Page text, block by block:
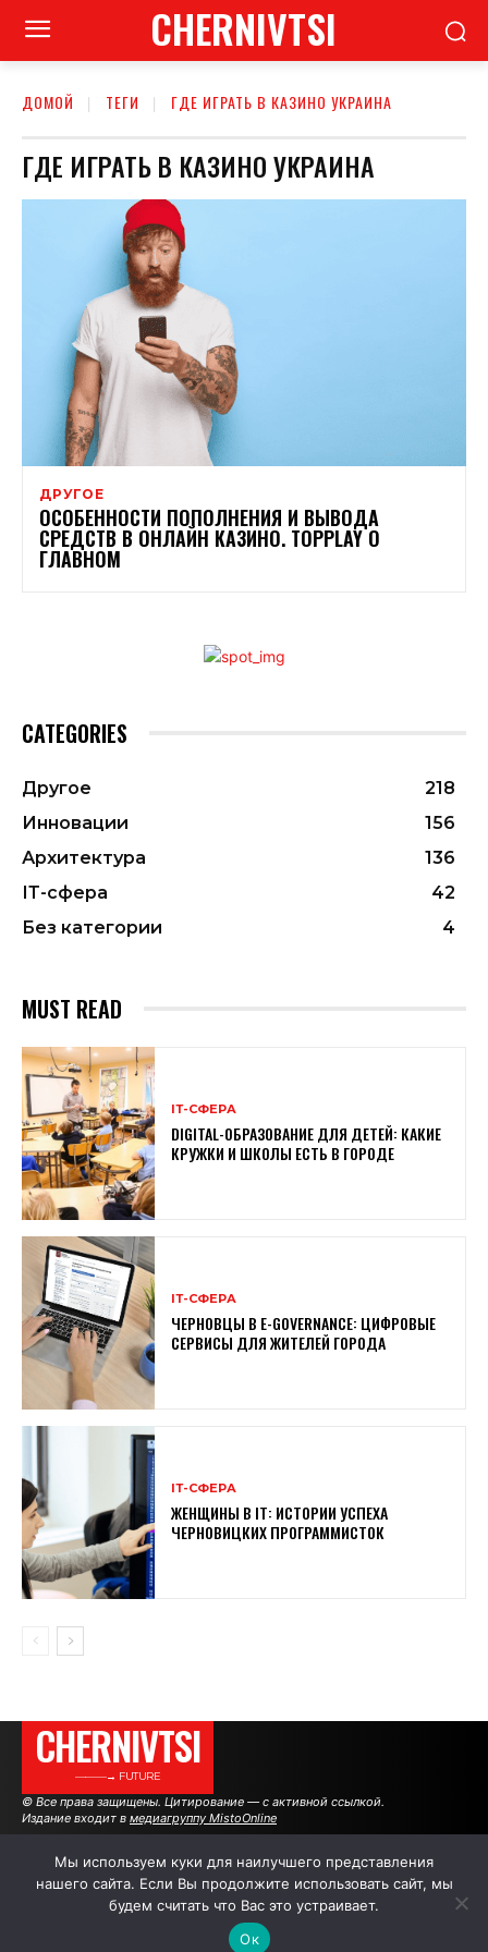
CHERNIVTSI
ДОМОЙ ТЕГИ ГДЕ ИГРАТЬ В КАЗИНО УКРАИНА
ГДЕ ИГРАТЬ В КАЗИНО УКРАИНА
ДРУГОЕ
ОСОБЕННОСТИ ПОПОЛНЕНИЯ И ВЫВОДА
СРЕДСТВ В ОНЛАЙН КАЗИНО. TOPPLAY О
ГЛАВНОМ
CATEGORIES
Другое
218
Инновации
156
Архитектура
136
ІТ-сфера
42
Без категории
4
MUST READ
ІТ-СФЕРА
DIGITAL-ОБРАЗОВАНИЕ ДЛЯ ДЕТЕЙ: КАКИЕ
КРУЖКИ И ШКОЛЫ ЕСТЬ В ГОРОДЕ
ІТ-СФЕРА
ЧЕРНОВЦЫ В E-GOVERNANCE: ЦИФРОВЫЕ
СЕРВИСЫ ДЛЯ ЖИТЕЛЕЙ ГОРОДА
ІТ-СФЕРА
ЖЕНЩИНЫ В ІТ: ИСТОРИИ УСПЕХА
ЧЕРНОВИЦКИХ ПРОГРАММИСТОК
CHERNIVTSI
———→ FUTURE
© Все права защищены. Цитирование — с активной ссылкой.
Издание входит в медиагруппу MistoOnline
АВТОРЫ РЕКЛАМА НА САЙТЕ
Мы используем куки для наилучшего представления
нашего сайта. Если Вы продолжите использовать сайт, мы
будем считать что Вас это устраивает.
Ок